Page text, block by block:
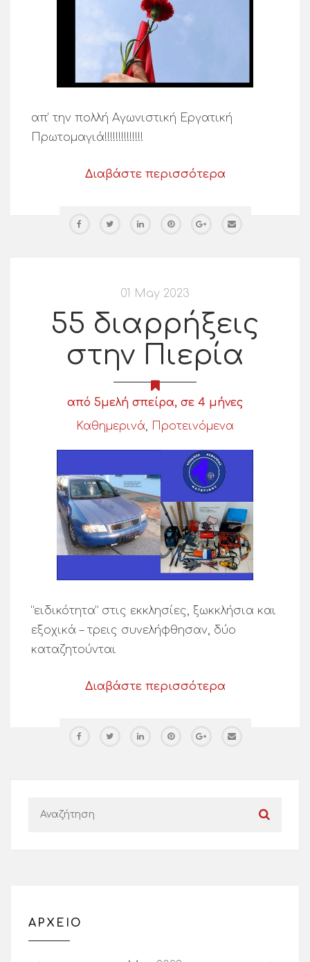
απ’ την πολλή Αγωνιστική Εργατική
Πρωτομαγιά!!!!!!!!!!!!!!
Διαβάστε περισσότερα
01 May 2023
55 διαρρήξεις
στην Πιερία
από 5μελή σπείρα, σε 4 μήνες
Καθημερινά, Προτεινόμενα
“ειδικότητα” στις εκκλησίες, ξωκκλήσια και
εξοχικά – τρεις συνελήφθησαν, δύο
καταζητούνται
Διαβάστε περισσότερα
ΑΡΧΕΙΟ